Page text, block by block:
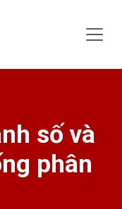
số và
phân